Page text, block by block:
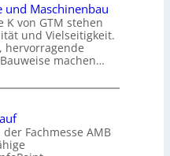
Maschinenbau
von GTM stehen
und Vielseitigkeit.
hervorragende
machen…
Fachmesse AMB